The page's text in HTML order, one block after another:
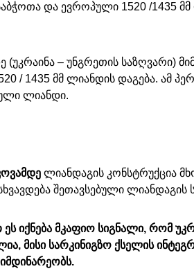
და ევროპული 1520 /1435
– უნგრეთის საზღვარი)
/ 1435 მმ ლიანდის დაგება. ამ
ლიანდი.
ლიანდაგის კონსტრუქცია
შეთავსებული ლიანდაგის
იქნება მკაფიო სიგნალი, რომ
მისი სარკინიგზო ქსელის